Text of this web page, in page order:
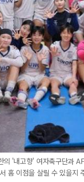
'내고향' 여자축구단과
홈 이점을 살릴 수 있을